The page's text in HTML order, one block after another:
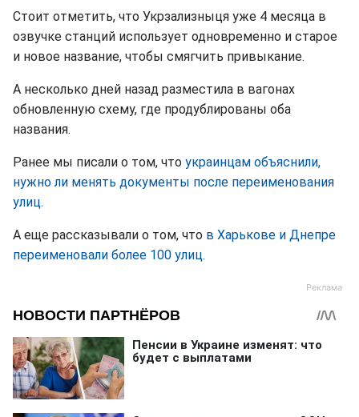
Стоит отметить, что Укрзализныця уже 4 месяца в
озвучке станций использует одновременно и старое
и новое название, чтобы смягчить привыкание.
А несколько дней назад разместила в вагонах
обновленную схему, где продублированы оба
названия.
Ранее мы писали о том, что украинцам объяснили,
нужно ли менять документы после переименования
улиц.
А еще рассказывали о том, что в Харькове и Днепре
переименовали более 100 улиц.